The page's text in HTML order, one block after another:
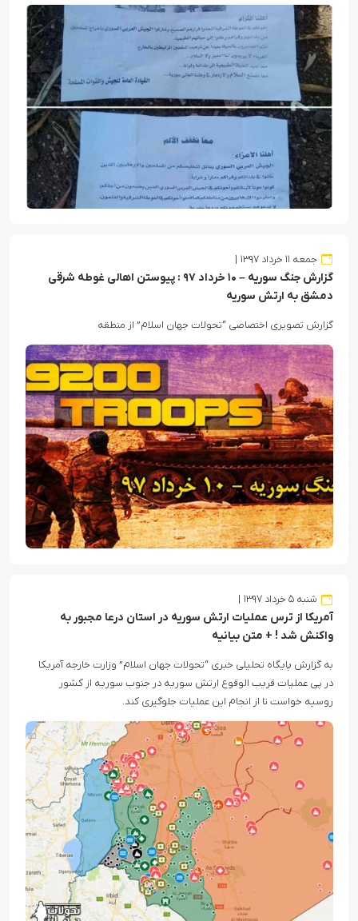
جمعه ۱۱ خرداد ۱۳۹۷
گزارش جنگ سوریه – ۱۰ خرداد ۹۷ :‌ پیوستن اهالی غوطه شرقی
دمشق به ارتش سوریه
گزارش تصویری اختصاصی “تحولات جهان اسلام” از منطقه
شنبه ۵ خرداد ۱۳۹۷
آمریکا از ترس عملیات ارتش سوریه در استان درعا مجبور به
واکنش شد ! + متن بیانیه
به گزارش پایگاه تحلیلی خبری “تحولات جهان اسلام” وزارت خارجه آمریکا
در پی عملیات قریب الوقوع ارتش سوریه در جنوب سوریه از کشور
روسیه خواست تا از انجام این عملیات جلوگیری کند.